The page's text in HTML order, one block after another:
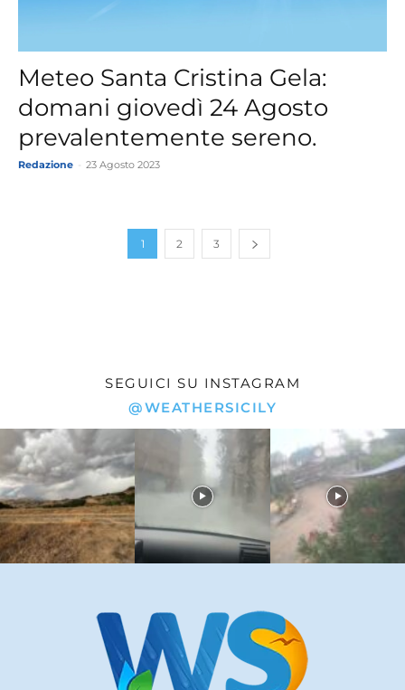
Meteo Santa Cristina Gela:
domani giovedì 24 Agosto
prevalentemente sereno.
Redazione 23 Agosto 2023
1 2 3
SEGUICI SU INSTAGRAM
@WEATHERSICILY